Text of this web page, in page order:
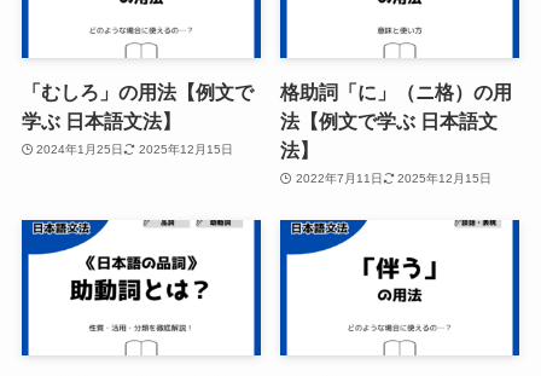
「むしろ」の用法【例文で
学ぶ 日本語文法】
2024年1月25日 2025年12月15日
格助詞「に」（ニ格）の用
法【例文で学ぶ 日本語文
法】
2022年7月11日 2025年12月15日